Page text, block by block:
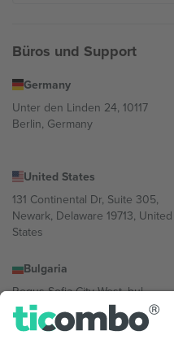
Büros und Support
Germany
Unter den Linden 24, 10117
Berlin, Germany
United States
131 Continental Dr, Suite 305,
Newark, Delaware 19713, United
States
Bulgaria
Regus Sofia City West, bul
Totleben 53-55, 1606 Sofia,
Bulgaria